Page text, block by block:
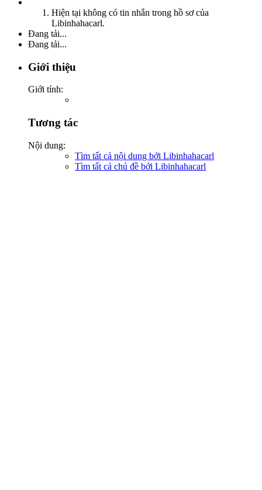
Hiện tại không có tin nhắn trong hồ sơ của
Libinhahacarl.
Đang tải...
Đang tải...
Giới thiệu
Giới tính:
Tương tác
Nội dung:
Tìm tất cả nội dung bởi Libinhahacarl
Tìm tất cả chủ đề bởi Libinhahacarl